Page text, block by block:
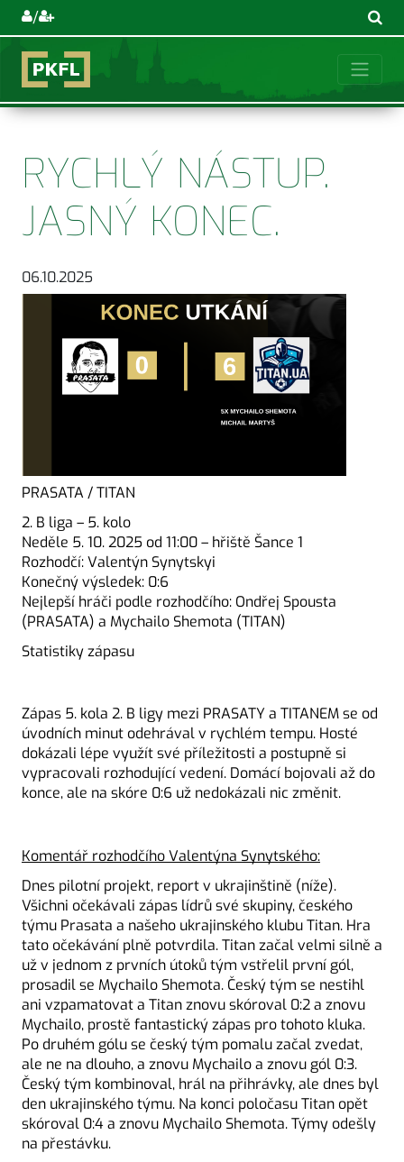
/
RYCHLÝ NÁSTUP.
JASNÝ KONEC.
06.10.2025
PRASATA / TITAN
2. B liga – 5. kolo
Neděle 5. 10. 2025 od 11:00 – hřiště Šance 1
Rozhodčí: Valentýn Synytskyi
Konečný výsledek: 0:6
Nejlepší hráči podle rozhodčího: Ondřej Spousta
(PRASATA) a Mychailo Shemota (TITAN)
Statistiky zápasu
Zápas 5. kola 2. B ligy mezi PRASATY a TITANEM se od
úvodních minut odehrával v rychlém tempu. Hosté
dokázali lépe využít své příležitosti a postupně si
vypracovali rozhodující vedení. Domácí bojovali až do
konce, ale na skóre 0:6 už nedokázali nic změnit.
Komentář rozhodčího Valentýna Synytského:
Dnes pilotní projekt, report v ukrajinštině (níže).
Všichni očekávali zápas lídrů své skupiny, českého
týmu Prasata a našeho ukrajinského klubu Titan. Hra
tato očekávání plně potvrdila. Titan začal velmi silně a
už v jednom z prvních útoků tým vstřelil první gól,
prosadil se Mychailo Shemota. Český tým se nestihl
ani vzpamatovat a Titan znovu skóroval 0:2 a znovu
Mychailo, prostě fantastický zápas pro tohoto kluka.
Po druhém gólu se český tým pomalu začal zvedat,
ale ne na dlouho, a znovu Mychailo a znovu gól 0:3.
Český tým kombinoval, hrál na přihrávky, ale dnes byl
den ukrajinského týmu. Na konci poločasu Titan opět
skóroval 0:4 a znovu Mychailo Shemota. Týmy odešly
na přestávku.